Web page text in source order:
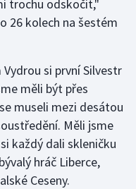
trochu odskočit,"
26 kolech na šestém
si první Silvestr
měli být přes
museli mezi desátou
Měli jsme
každý dali skleničku
hráč Liberce,
Ceseny.